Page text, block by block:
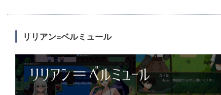
リリアン=ベルミュール